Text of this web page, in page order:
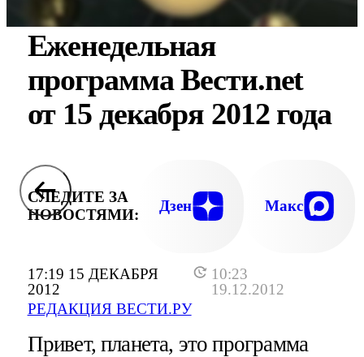
17:19 15 ДЕКАБРЯ
2012
10:23
19.12.2012
РЕДАКЦИЯ ВЕСТИ.РУ
Еженедельная
программа Вести.net
от 15 декабря 2012 года
СЛЕДИТЕ ЗА
НОВОСТЯМИ:
Дзен Макс
Привет, планета, это программа